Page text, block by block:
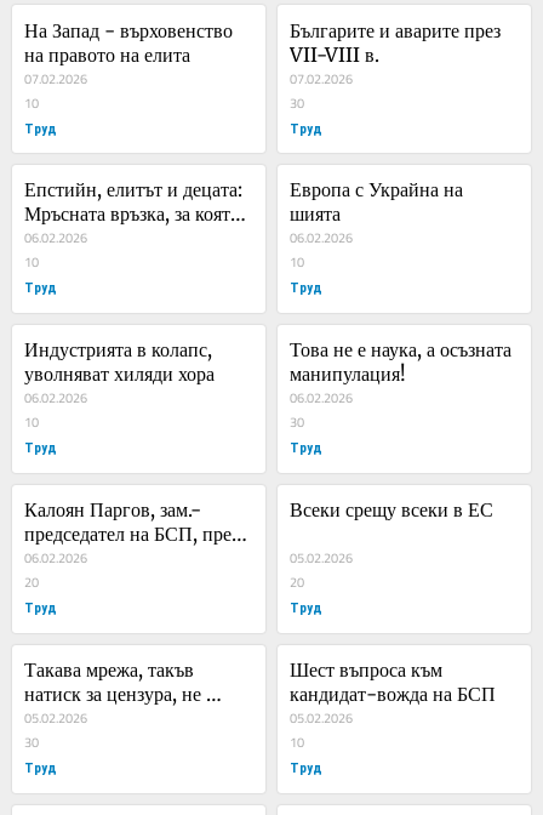
На Запад - върховенство
на правото на елита
07.02.2026
10
Труд
Българите и аварите през
VII-VIII в.
07.02.2026
30
Труд
Епстийн, елитът и децата:
Мръсната връзка, за която
никой не иска да говори
06.02.2026
10
Труд
Европа с Украйна на
шията
06.02.2026
10
Труд
Индустрията в колапс,
уволняват хиляди хора
06.02.2026
10
Труд
Това не е наука, а осъзната
манипулация!
06.02.2026
30
Труд
Калоян Паргов, зам.-
председател на БСП, пред
„Труд news“: За БСП
настъпиха отново
събитията от 1997 г.
06.02.2026
20
Труд
Всеки срещу всеки в ЕС
05.02.2026
20
Труд
Такава мрежа, такъв
натиск за цензура, не
подозирах
05.02.2026
30
Труд
Шест въпроса към
кандидат-вожда на БСП
05.02.2026
10
Труд